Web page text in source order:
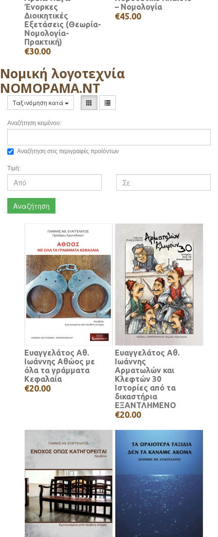
Ένορκες
Διοικητικές
Εξετάσεις (Θεωρία-
Νομολογία-
Πρακτική)
€30.00
– Νομολογία
€45.00
Νομική λογοτεχνία
ΝΟΜΟΡΑΜΑ.ΝΤ
Ταξινόμηση κατά
Αναζήτηση κειμένου:
Αναζήτηση στις περιγραφές προϊόντων
Τιμή:
Αναζήτηση
Ευαγγελάτος Αθ.
Ιωάννης Αθώος με
όλα τα γράμματα
Κεφαλαία
€20.00
Ευαγγελάτος Αθ.
Ιωάννης
Αρματωλών και
Κλεφτών 30
Ιστορίες από τα
δικαστήρια
ΕΞΑΝΤΛΗΜΕΝΟ
€20.00